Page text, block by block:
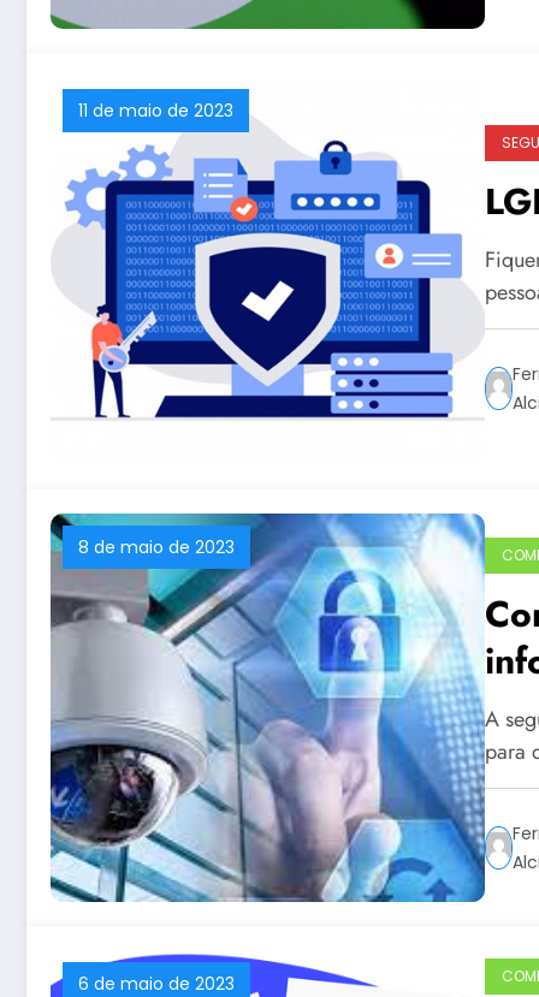
11 de maio de 2023
8 de maio de 2023
A
para
6 de maio de 2023